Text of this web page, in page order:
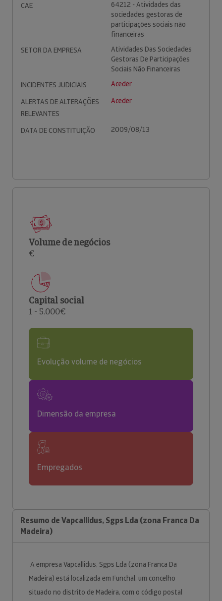
CAE
64212 - Atividades das
sociedades gestoras de
participações sociais não
financeiras
SETOR DA EMPRESA
Atividades Das Sociedades
Gestoras De Participações
Sociais Não Financeiras
INCIDENTES JUDICIAIS
Aceder
ALERTAS DE ALTERAÇÕES
RELEVANTES
Aceder
DATA DE CONSTITUIÇÃO 2009/08/13
Volume de negócios
€
Capital social
1 - 5.000€
Evolução volume de negócios
Dimensão da empresa
Empregados
Resumo de Vapcallidus, Sgps Lda (zona Franca Da
Madeira)
A empresa Vapcallidus, Sgps Lda (zona Franca Da
Madeira) está localizada em Funchal, um concelho
situado no distrito de Madeira, com o código postal